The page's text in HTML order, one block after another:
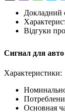
Докладний
Відгуки
Cигнал для
Характеристики:
Основная